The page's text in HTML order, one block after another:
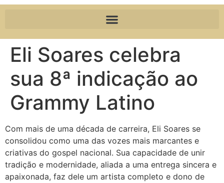
Eli Soares celebra
sua 8ª indicação ao
Grammy Latino
Com mais de uma década de carreira, Eli Soares se
consolidou como uma das vozes mais marcantes e
criativas do gospel nacional. Sua capacidade de unir
tradição e modernidade, aliada a uma entrega sincera e
apaixonada, faz dele um artista completo e dono de